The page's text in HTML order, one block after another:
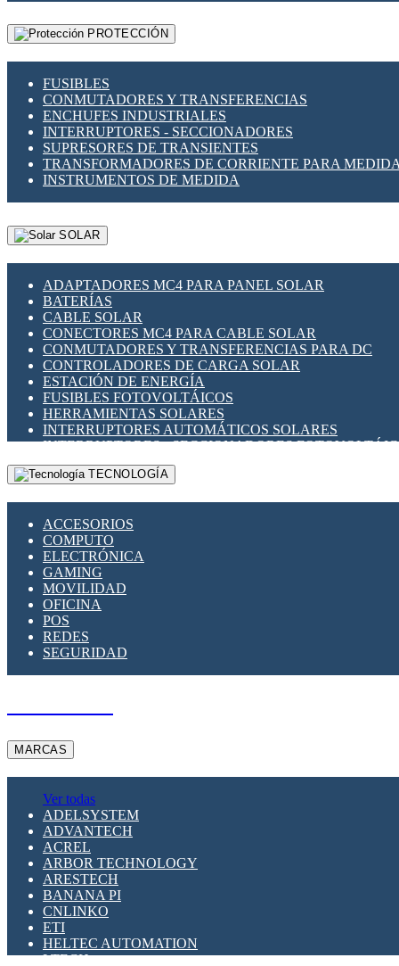
PROTECCIÓN
FUSIBLES
CONMUTADORES Y TRANSFERENCIAS
ENCHUFES INDUSTRIALES
INTERRUPTORES - SECCIONADORES
SUPRESORES DE TRANSIENTES
TRANSFORMADORES DE CORRIENTE PARA
INSTRUMENTOS DE MEDIDA
SOLAR
ADAPTADORES MC4 PARA PANEL SOLAR
BATERÍAS
CABLE SOLAR
CONECTORES MC4 PARA CABLE SOLAR
CONMUTADORES Y TRANSFERENCIAS PARA DC
CONTROLADORES DE CARGA SOLAR
ESTACIÓN DE ENERGÍA
FUSIBLES FOTOVOLTÁICOS
HERRAMIENTAS SOLARES
INTERRUPTORES AUTOMÁTICOS SOLARES
INTERRUPTORES - SECCIONADORES
MONTAJE PANEL SOLAR
PORTA FUSIBLES Y SECCIONADORES
TECNOLOGÍA
ACCESORIOS
COMPUTO
ELECTRÓNICA
GAMING
MOVILIDAD
OFICINA
POS
REDES
SEGURIDAD
MARCAS
Ver todas
ADELSYSTEM
ADVANTECH
ACREL
ARBOR TECHNOLOGY
ARESTECH
BANANA PI
CNLINKO
ETI
HELTEC AUTOMATION
LTECH